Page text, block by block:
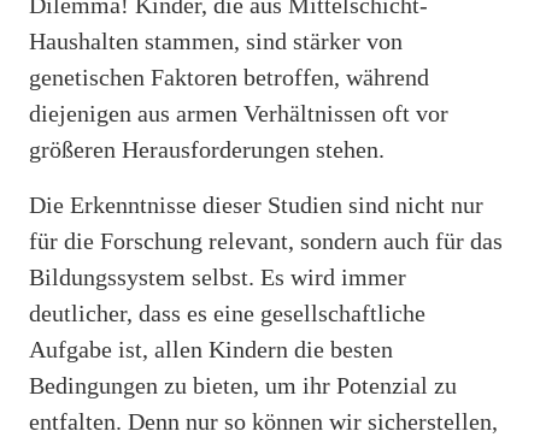
Haushalten stammen, sind stärker von
genetischen Faktoren betroffen, während
diejenigen aus armen Verhältnissen oft vor
größeren Herausforderungen stehen.
Die Erkenntnisse dieser Studien sind nicht nur
für die Forschung relevant, sondern auch für das
Bildungssystem selbst. Es wird immer
deutlicher, dass es eine gesellschaftliche
Aufgabe ist, allen Kindern die besten
Bedingungen zu bieten, um ihr Potenzial zu
entfalten. Denn nur so können wir sicherstellen,